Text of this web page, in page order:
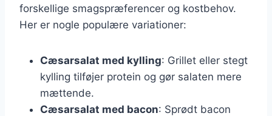
forskellige smagspræferencer og kostbehov.
Her er nogle populære variationer:
Cæsarsalat med kylling: Grillet eller stegt
kylling tilføjer protein og gør salaten mere
mættende.
Cæsarsalat med bacon: Sprødt bacon